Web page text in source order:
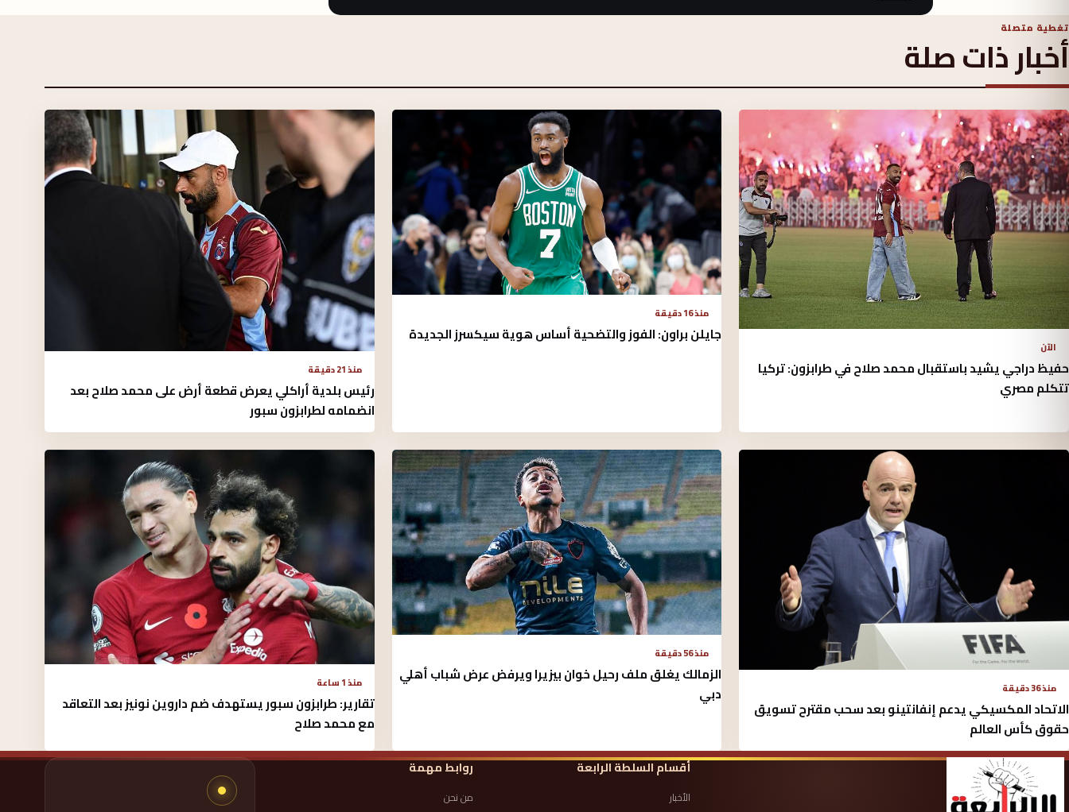
تغطية متصلة
أخبار ذات صلة
الآن
حفيظ دراجي يشيد باستقبال محمد صلاح في طرابزون: تركيا
تتكلم مصري
منذ 16 دقيقة
جايلن براون: الفوز والتضحية أساس هوية سيكسرز الجديدة
منذ 21 دقيقة
رئيس بلدية أراكلي يعرض قطعة أرض على محمد صلاح بعد
انضمامه لطرابزون سبور
منذ 36 دقيقة
الاتحاد المكسيكي يدعم إنفانتينو بعد سحب مقترح تسويق
حقوق كأس العالم
منذ 56 دقيقة
الزمالك يغلق ملف رحيل خوان بيزيرا ويرفض عرض شباب أهلي
دبي
منذ 1 ساعة
تقارير: طرابزون سبور يستهدف ضم داروين نونيز بعد التعاقد
مع محمد صلاح
أقسام السلطة الرابعة
الأخبار
روابط مهمة
من نحن